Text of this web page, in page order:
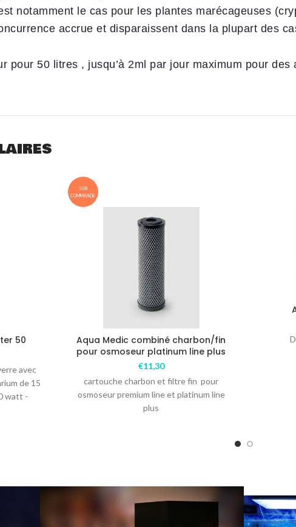
notamment le cas pour les plantes marécageuses
accrue et disparaissent dans la plupart des
pour 50 litres , jusqu’à 2ml par jour maximum pour
50
avec
de 15
watt -
SUR
COMMANDE
Aqua Medic combiné charbon/fin
pour osmoseur platinum line plus
€11,30
cartouche charbon et filtre fin pour
osmoseur premium line et platinum line
plus